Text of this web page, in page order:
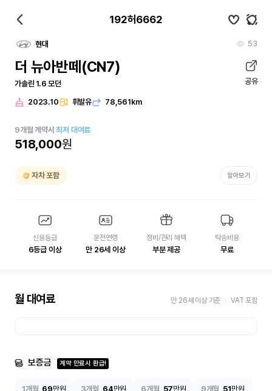
192허6662
현대 53
더 뉴아반떼(CN7)
가솔린 1.6 모던 공유
2023.10 휘발유 78,561km
9개월 계약시최저 대여료
518,000원
자차 포함 알아보기
신용등급
6등급 이상
운전연령
만 26세 이상
정비/관리 혜택
부분 제공
탁송비용
무료
월 대여료 만 26세 이상 기준 VAT 포함
보증금 계약 만료시 환급!
1개월 69만원 3개월 64만원 6개월 57만원 9개월 51만원